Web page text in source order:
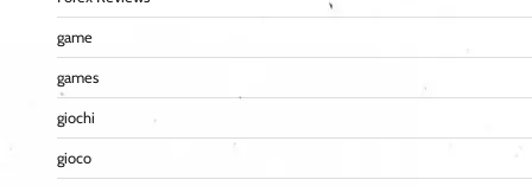
game
games
giochi
gioco